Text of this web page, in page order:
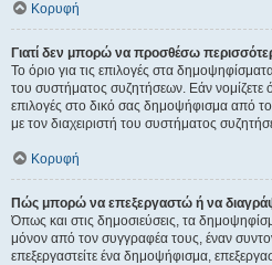
Κορυφή
Γιατί δεν μπορώ να προσθέσω
Το όριο για τις επιλογές στα
του συστήματος συζητήσεων. Εάν νομίζετε
επιλογές στο δικό σας δημοψήφισμα από το
με τον διαχειριστή του συστήματος
Κορυφή
Πώς μπορώ να επεξεργαστώ ή να
Όπως και στις δημοσιεύσεις, τα
μόνον από τον συγγραφέα τους, έναν
επεξεργαστείτε ένα δημοψήφισμα,